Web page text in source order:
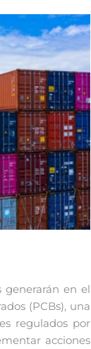
en el
(PCBs), una
regulados por
acciones